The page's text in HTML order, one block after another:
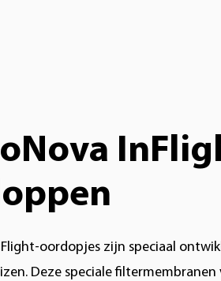
oordopjes zijn speciaal
Deze speciale filtermembranen